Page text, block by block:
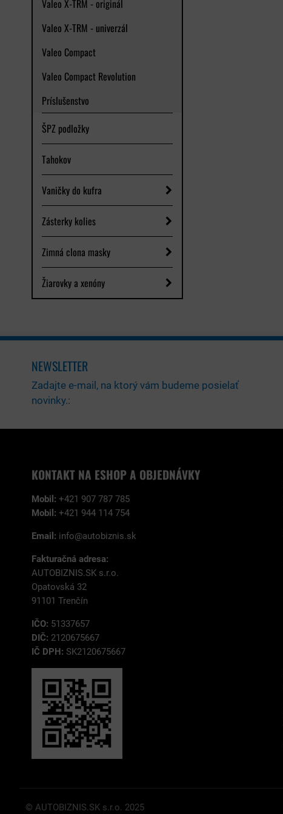
Valeo X-TRM - originál
Valeo X-TRM - univerzál
Valeo Compact
Valeo Compact Revolution
Príslušenstvo
ŠPZ podložky
Tahokov
Vaničky do kufra
Zásterky kolies
Zimná clona masky
Žiarovky a xenóny
NEWSLETTER
Zadajte e-mail, na ktorý vám budeme posielať
novinky.:
KONTAKT NA ESHOP A OBJEDNÁVKY
Mobil: +421 907 787 785
Mobil: +421 944 114 754
Email: info@autobiznis.sk
Fakturačná adresa:
AUTOBIZNIS.SK s.r.o.
Opatovská 32
91101 Trenčín
IČO: 51337657
DIČ: 2120675667
IČ DPH: SK2120675667
© AUTOBIZNIS.SK s.r.o. 2025